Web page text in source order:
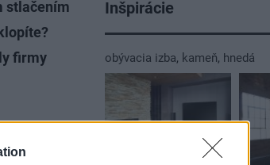
stlačením
firmy
Inšpirácie
obývacia izba, kameň, hnedá